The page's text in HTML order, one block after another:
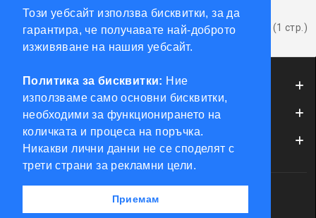
Този уебсайт използва бисквитки, за да
гарантира, че получавате най-доброто
изживяване на нашия уебсайт.
Политика за бисквитки: Ние
използваме само основни бисквитки,
необходими за функционирането на
количката и процеса на поръчка.
Никакви лични данни не се споделят с
трети страни за рекламни цели.
Приемам
Показва от 1 до 4 от 4 (1 стр.)
ИНФОРМАЦИЯ
ОБСЛУЖВАНЕ НА КЛИЕНТИ
МОЯТ ПРОФИЛ
КЛЮЧАРСКИ СКЛАД КЛЮЧКО © 2026